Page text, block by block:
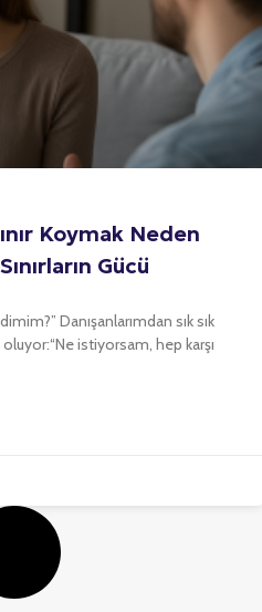
Koymak Neden
Gücü
Danışanlarımdan sık sık
istiyorsam, hep karşı